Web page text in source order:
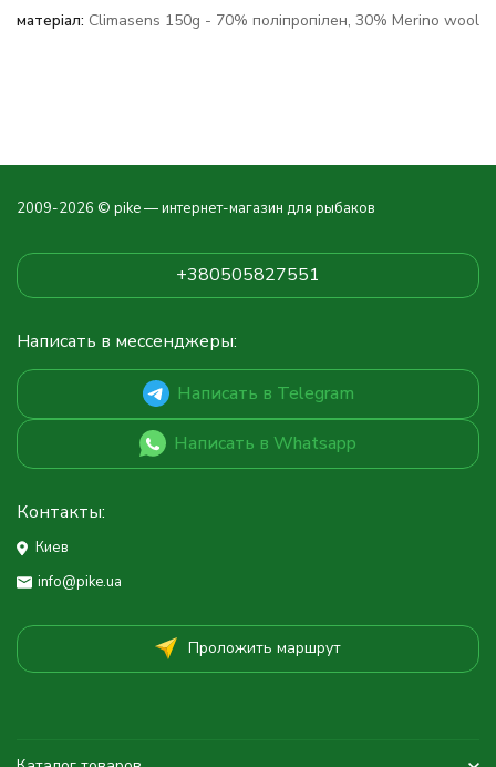
матеріал: Climasens 150g - 70% поліпропілен, 30% Merino wool
2009-2026 © pike — интернет-магазин для рыбаков
+380505827551
Написать в мессенджеры:
Написать в Telegram
Написать в Whatsapp
Контакты:
Киев
info@pike.ua
Проложить маршрут